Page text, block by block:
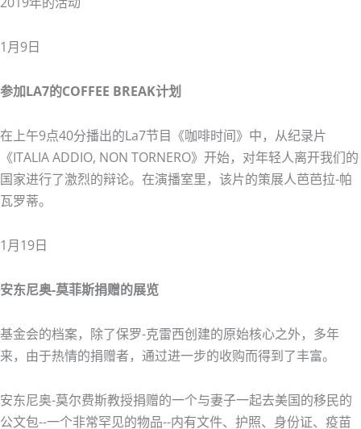
1月9日
参加LA7的COFFEE BREAK计划
在上午9点40分播出的La7节目《咖啡时间》中，从纪录片
《ITALIA ADDIO, NON TORNERO》开始，对年轻人离开我们的
国家进行了激烈的辩论。在演播室里，该片的策展人芭芭拉-帕
瓦罗蒂。
1月19日
安东尼奥-莫菲斯捐赠的展览
基金会的档案，除了保罗-克雷西创建的原始核心之外，多年
来，由于热情的捐赠者，通过进一步的收购而得到了丰富。
安东尼奥-莫尔费斯教授捐赠的一个与妻子一起去美国的移民的
公文包--一个非常罕见的物品--内有文件、护照、身份证、疫苗